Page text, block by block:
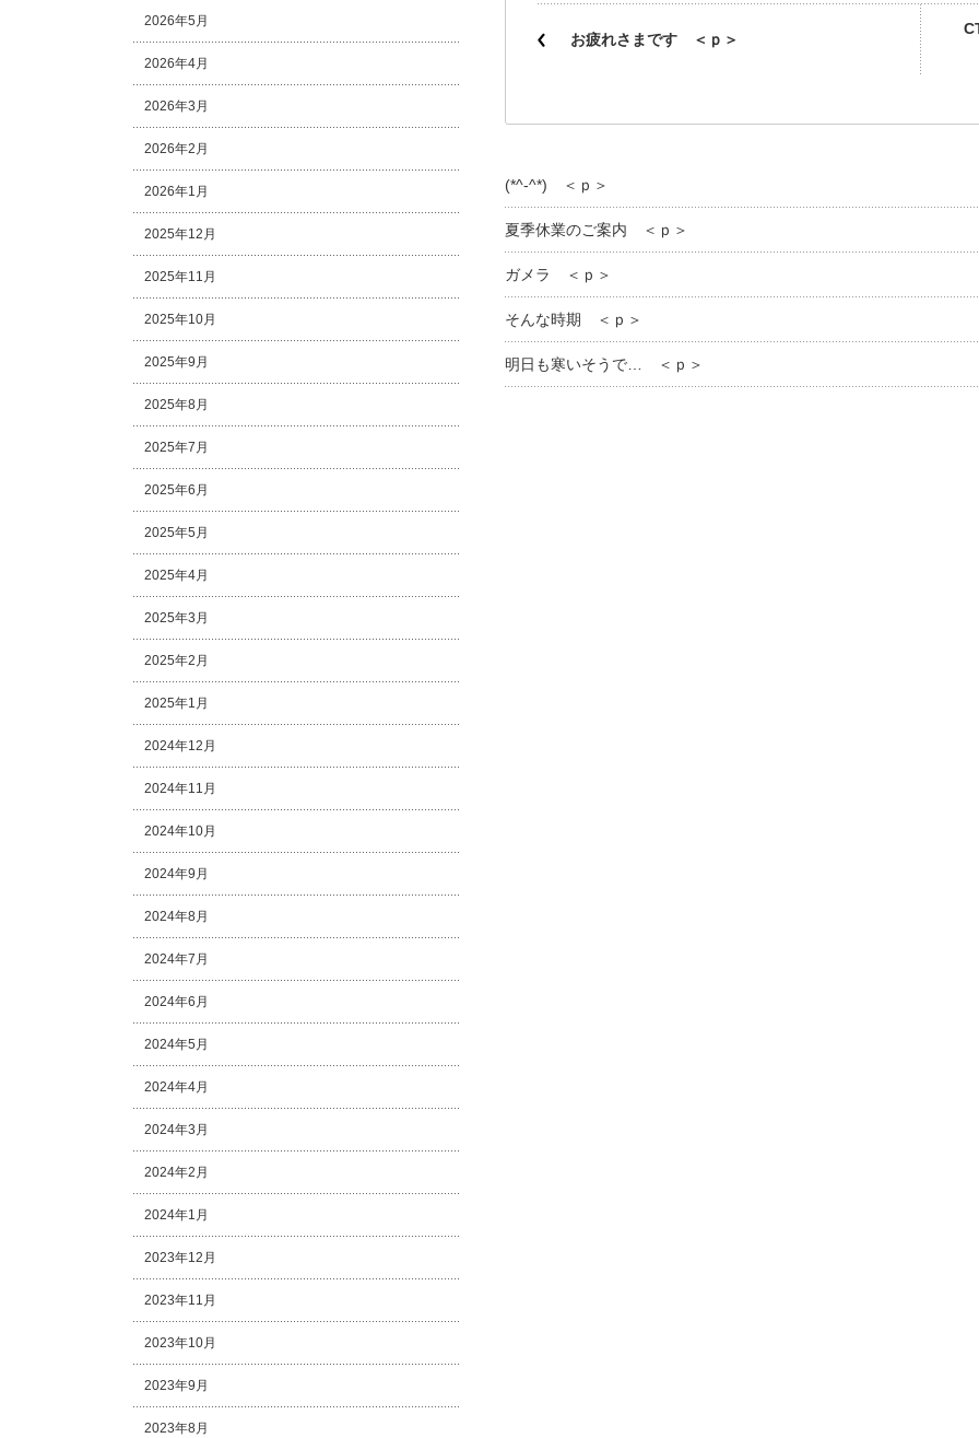
お疲れさまです ＜ｐ＞
(*^-^*) ＜ｐ＞
夏季休業のご案内 ＜ｐ＞
ガメラ ＜ｐ＞
そんな時期 ＜ｐ＞
明日も寒いそうで… ＜ｐ＞
2026年5月
2026年4月
2026年3月
2026年2月
2026年1月
2025年12月
2025年11月
2025年10月
2025年9月
2025年8月
2025年7月
2025年6月
2025年5月
2025年4月
2025年3月
2025年2月
2025年1月
2024年12月
2024年11月
2024年10月
2024年9月
2024年8月
2024年7月
2024年6月
2024年5月
2024年4月
2024年3月
2024年2月
2024年1月
2023年12月
2023年11月
2023年10月
2023年9月
2023年8月